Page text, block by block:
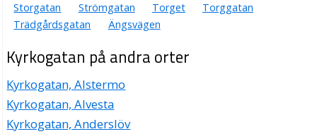
Storgatan
Strömgatan Torget
Torggatan
Trädgårdsgatan
Ängsvägen
Kyrkogatan på andra orter
Kyrkogatan, Alstermo
Kyrkogatan, Alvesta
Kyrkogatan, Anderslöv